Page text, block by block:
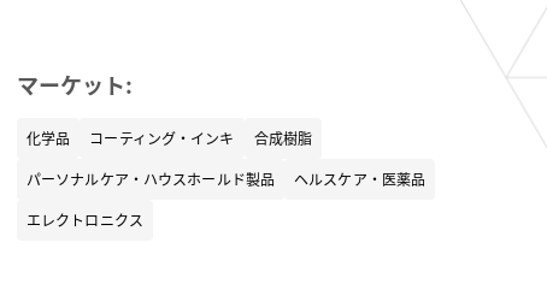
マーケット:
化学品 コーティング・インキ
合成樹脂
パーソナルケア・ハウスホールド製品
ヘルスケア・医薬品
エレクトロニクス